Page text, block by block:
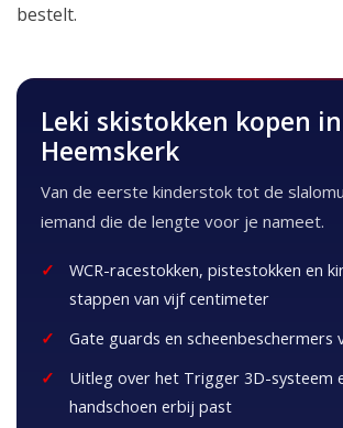
bestelt.
Leki skistokken kopen in
Heemskerk
Van de eerste kinderstok tot de
iemand die de lengte voor je nameet.
WCR-racestokken, pistestokken en
stappen van vijf centimeter
Gate guards en scheenbeschermers
Uitleg over het Trigger 3D-systeem
handschoen erbij past